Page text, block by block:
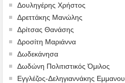
Δουληγέρης Χρήστος
Δρεττάκης Μανώλης
Δρίτσας Θανάσης
Δροσίτη Μαριάννα
Δωδεκάνησα
Δωδώνη Πολιτιστικός Όμιλος
Εγγλέζος-Δεληγιαννάκης